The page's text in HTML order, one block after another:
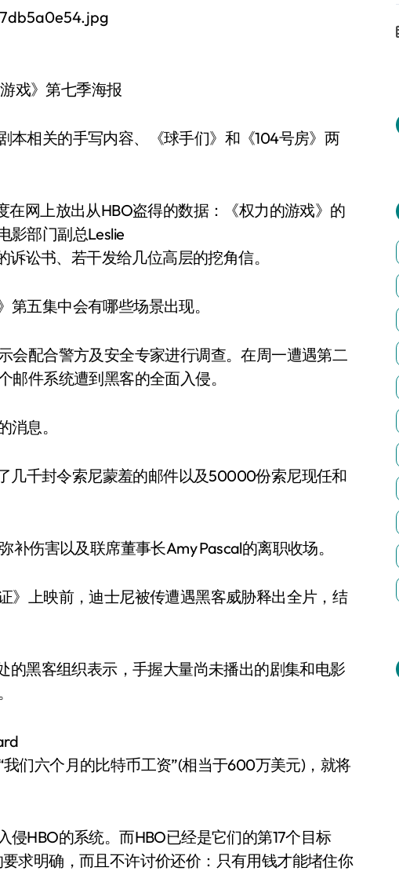
游戏》第七季海报
本相关的手写内容、《球手们》和《104号房》两
在网上放出从HBO盗得的数据：《权力的游戏》的
影部门副总Leslie
讼书、若干发给几位高层的挖角信。
五集中会有哪些场景出现。
会配合警方及安全专家进行调查。在周一遭遇第二
件系统遭到黑客的全面入侵。
息。
几千封令索尼蒙羞的邮件以及50000份索尼现任和
伤害以及联席董事长Amy Pascal的离职收场。
》上映前，迪士尼被传遭遇黑客威胁释出全片，结
的黑客组织表示，手握大量尚未播出的剧集和电影
们六个月的比特币工资”(相当于600万美元)，就将
HBO的系统。而HBO已经是它们的第17个目标
求明确，而且不许讨价还价：只有用钱才能堵住你